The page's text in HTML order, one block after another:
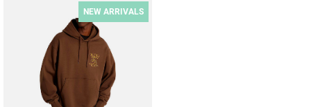
NEW ARRIVALS